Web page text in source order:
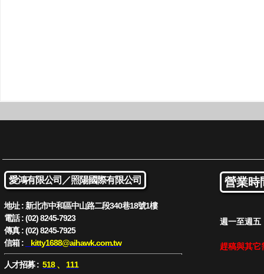
愛鴻有限公司／照陽國際有限公司
地址 : 新北市中和區中山路二段340巷18號1樓
電話 : (02) 8245-7923
傳真 : (02) 8245-7925
信箱 :
kitty1688@aihawk.com.tw
人才招募 : 518、 111
營業時
週一至週
趕稿與其它